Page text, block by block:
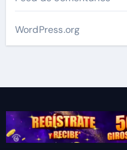
WordPress.org